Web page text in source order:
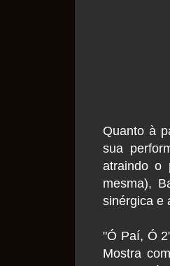
Quanto à
sua
atraindo o
mesma),
sinérgica e
"Ó Paí, Ó
Mostra